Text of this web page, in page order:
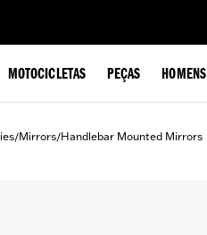
MOTOCICLETAS PEÇAS HOMENS
/Mirrors/Handlebar Mounted Mirrors